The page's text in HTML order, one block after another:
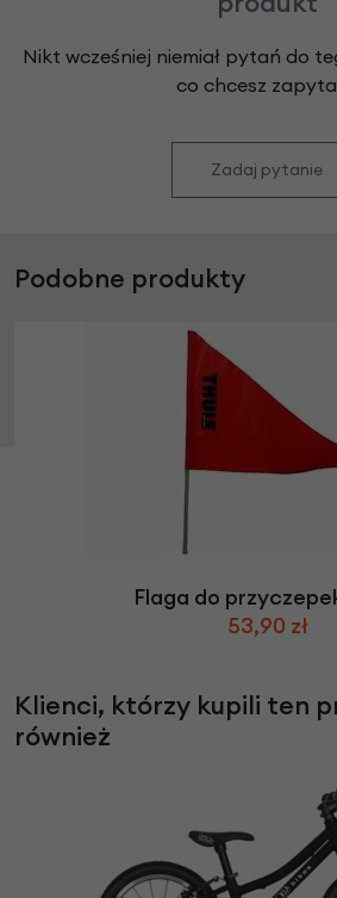
Nikt wcześniej niemiał pytań do
co chcesz
Zadaj pytanie
Podobne produkty
Flaga do
53,90 zł
Klienci, którzy kupili ten
również